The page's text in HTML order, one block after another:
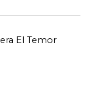
El Temor